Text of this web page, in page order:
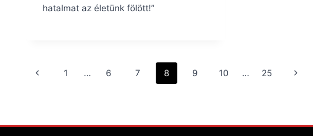
hatalmat az életünk fölött!”
Page
Previous
1 … 6 7 8 9 10 … 25
Next